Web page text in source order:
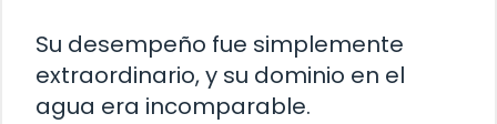
Su desempeño fue simplemente
extraordinario, y su dominio en el
agua era incomparable.